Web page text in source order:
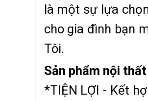
là một sự lựa
cho gia đình bạn
Tôi.
Sản phẩm nội
*TIỆN LỢI - Kết